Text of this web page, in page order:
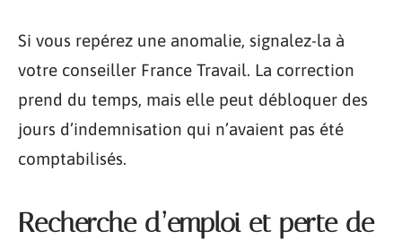
Si vous repérez une anomalie, signalez-la à
votre conseiller France Travail. La correction
prend du temps, mais elle peut débloquer des
jours d’indemnisation qui n’avaient pas été
comptabilisés.
Recherche d’emploi et perte de